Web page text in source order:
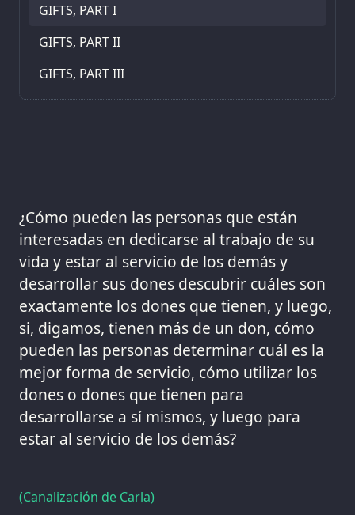
¿Cómo pueden las personas que están
interesadas en dedicarse al trabajo de su
vida y estar al servicio de los demás y
desarrollar sus dones descubrir cuáles son
exactamente los dones que tienen, y luego,
si, digamos, tienen más de un don, cómo
pueden las personas determinar cuál es la
mejor forma de servicio, cómo utilizar los
dones o dones que tienen para
desarrollarse a sí mismos, y luego para
estar al servicio de los demás?
(Canalización de Carla)
GIFTS, PART I
GIFTS, PART II
GIFTS, PART III